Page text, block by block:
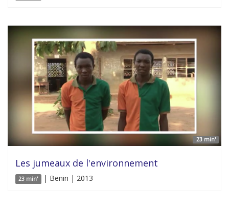
23 min'
Les jumeaux de l'environnement
23 min' | Benin | 2013